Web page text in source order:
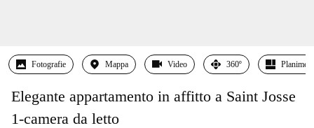
Fotografie Mappa Video 360º
Elegante appartamento in affitto a Saint Josse
1-camera da letto